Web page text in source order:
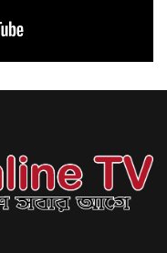
সুযোগ নেই: প্রধানমন্ত্রী